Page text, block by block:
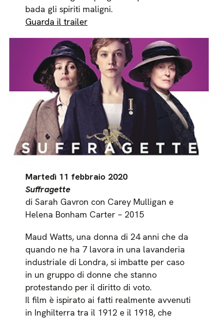
bada gli spiriti maligni.
Guarda il trailer
Martedì 11 febbraio 2020
Suffragette
di Sarah Gavron con Carey Mulligan e
Helena Bonham Carter – 2015
Maud Watts, una donna di 24 anni che da
quando ne ha 7 lavora in una lavanderia
industriale di Londra, si imbatte per caso
in un gruppo di donne che stanno
protestando per il diritto di voto.
Il film è ispirato ai fatti realmente avvenuti
in Inghilterra tra il 1912 e il 1918, che